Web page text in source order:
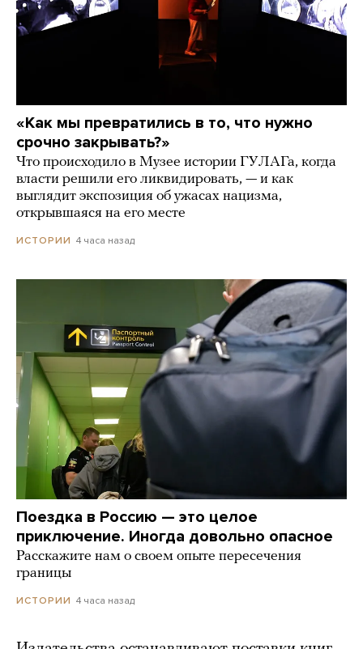
«Как мы превратились в то, что нужно
срочно закрывать?»
Что происходило в Музее истории ГУЛАГа, когда
власти решили его ликвидировать, — и как
выглядит экспозиция об ужасах нацизма,
открывшаяся на его месте
ИСТОРИИ 4 часа назад
Поездка в Россию — это целое
приключение. Иногда довольно опасное
Расскажите нам о своем опыте пересечения
границы
ИСТОРИИ 4 часа назад